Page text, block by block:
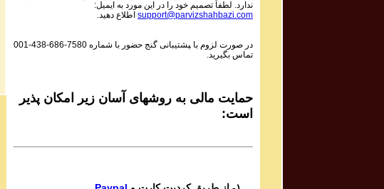
Phone Calls Programs #1058
حضور
حضور
حضور
Parviz Shahbazi - Ganje Hozour | پرویز شهبازی - گنج
ندارد. لطفاً تصمیم خود را در این مورد به ایمیل:
support@parvizshahbazi.com اطلاع دهید.
در صورت لزوم با ‍پشتیبانی گنج حضور با شماره 001-438-686-7580
تماس بگیرید.
حمایت مالی به روشهای آسان زیر امکان پذیر
است: